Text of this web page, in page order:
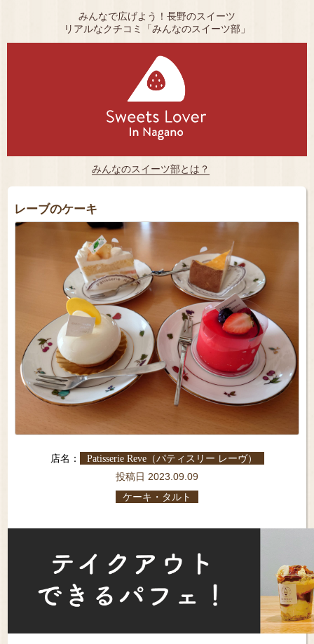
みんなで広げよう！長野のスイーツ
リアルなクチコミ「みんなのスイーツ部」
みんなのスイーツ部とは？
レーブのケーキ
店名： Patisserie Reve（パティスリー レーヴ）
投稿日 2023.09.09
ケーキ・タルト